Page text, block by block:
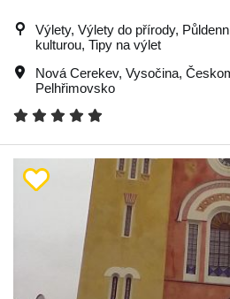
Výlety, Výlety do přírody,
kulturou, Tipy na výlet
Nová Cerekev, Vysočina,
Pelhřimovsko